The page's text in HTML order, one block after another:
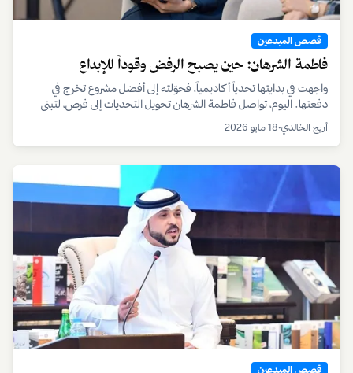
أ
كتبه
أريج الخالدي
عضو فريق التحرير
انضم لنشرة الاثنين
أفضل نشرة عربية في اقتصاد المبدعين · بدون سبام · إلغاء بنقرة
المتابعة عبر غوغل